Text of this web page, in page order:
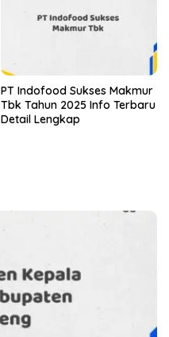
PT Indofood Sukses Makmur
Tbk Tahun 2025 Info Terbaru
Detail Lengkap